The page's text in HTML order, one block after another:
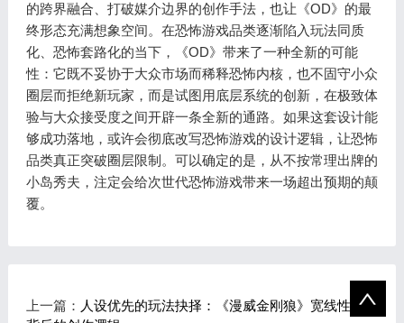
的跨界融合、打破媒介边界的创作手法，也让《OD》的最
终形态充满想象空间。在恐怖游戏品类逐渐陷入玩法同质
化、恐怖套路化的当下，《OD》带来了一种全新的可能
性：它既不妥协于大众市场而稀释恐怖内核，也不固守小众
圈层而拒绝新玩家，而是试图用底层系统的创新，在极致体
验与大众接受度之间开辟一条全新的通路。如果这套设计能
够成功落地，或许会彻底改写恐怖游戏的设计逻辑，让恐怖
品类真正突破圈层限制。可以确定的是，从不按常理出牌的
小岛秀夫，注定会给次世代恐怖游戏带来一场超出预期的颠
覆。
上一篇： 人设优先的玩法抉择：《漫威金刚狼》宽线性设计